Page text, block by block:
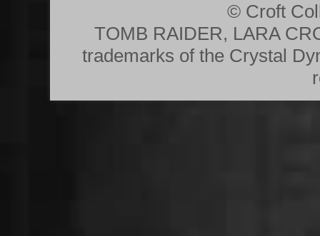
© Croft
TOMB RAIDER, LARA
trademarks of the Crystal